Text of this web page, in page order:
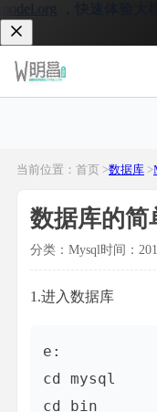
，快速体验大模型
当前位置：首页 >数据库 >
数据库的简
分类：Mysql时间：
1.进入数据库
e:
cd mysql
cd bin